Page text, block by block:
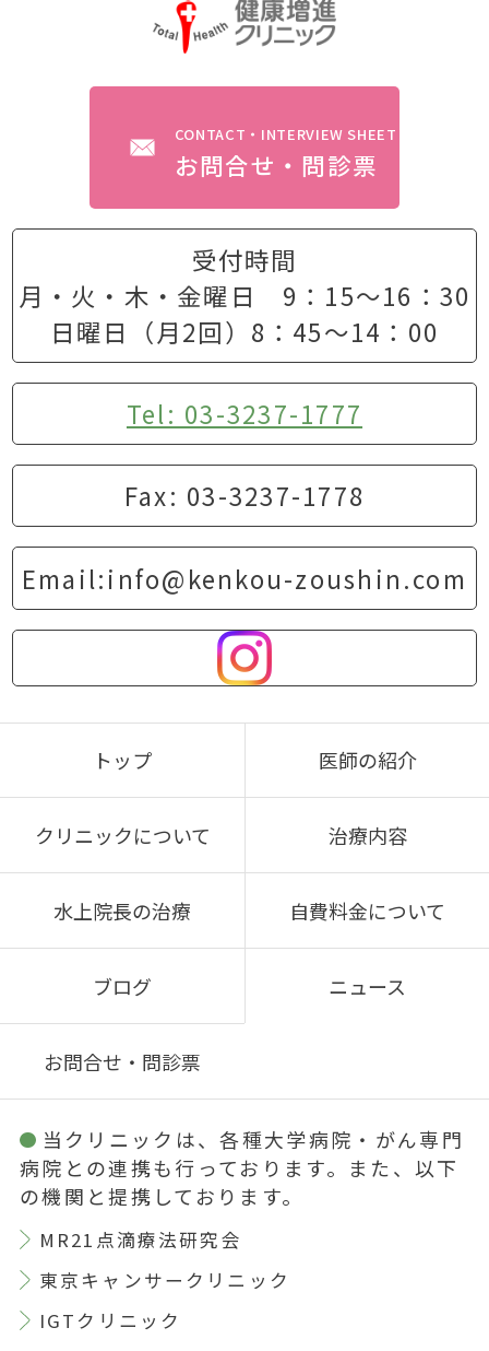
CONTACT・INTERVIEW SHEET
お問合せ・問診票
受付時間
月・火・木・金曜日 9：15〜16：30
日曜日（月2回）8：45〜14：00
Tel: 03-3237-1777
Fax: 03-3237-1778
Email:info@kenkou-zoushin.com
トップ 医師の紹介
クリニックについて 治療内容
水上院長の治療 自費料金について
ブログ ニュース
お問合せ・問診票
当クリニックは、各種大学病院・がん専門
病院との連携も行っております。また、以下
の機関と提携しております。
MR21点滴療法研究会
東京キャンサークリニック
IGTクリニック